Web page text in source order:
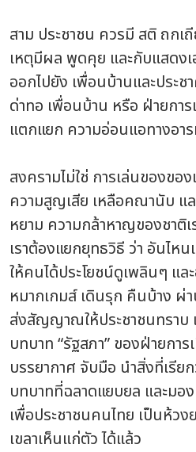
สาม ประชาชน ควรมี สติ ถก
เหตุมีผล พูดคุย และกับแสดงเ
ออกไปยัง เพื่อนบ้านและประช
ด่าทอ เพื่อนบ้าน หรือ ฝ่ายกา
แตกแยก ความอ่อนแอทางอา
สงครามไม่ใช่ การเล่นของขอ
ความสูญเสีย เหลือคณานับ แล
หยาม ความกล้าหาญของชาติ
เราต้องแยกยุทธวิธี ว่า อันไห
ให้คนได้ประโยชน์ดูเพลินๆ แล
หมากเกมส์ เดินรุก คืนบ้าง ผ่
ส่งสัญญาณให้ประชาชนทราบ
บทบาท “รัฐสภา” ของฝ่ายกา
บรรยากาศ จับมือ นำสิ่งที่เรีย
บทบาทที่ฉลาดแยบยล และมอ
เพื่อประชาชนคนไทย เป็นห้ว
เขลาเห็นแก่ตัว ได้แล้ว